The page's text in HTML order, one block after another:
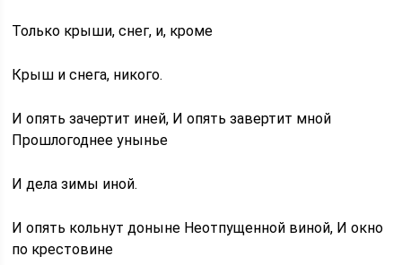
Только крыши, снег, и, кроме
Крыш и снега, никого.
И опять зачертит иней, И опять завертит мной
Прошлогоднее унынье
И дела зимы иной.
И опять кольнут доныне Неотпущенной виной, И окно
по крестовине